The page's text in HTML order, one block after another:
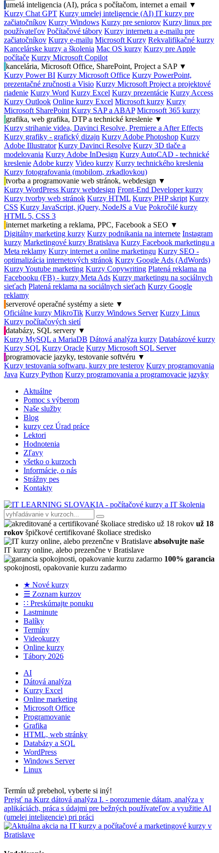
umelá inteligencia (AI), práca s počítačom, internet a email ▼
Kurzy Chat GPT Kurzy umelej inteligencie (AI) IT kurzy pre
začiatočníkov Kurzy Windows Kurzy pre seniorov Kurzy linux pre
používateľov Počítačové tábory Kurzy internetu a e-mailu pre
začiatočníkov Kurzy e-mailu Microsoft Kurzy Rekvalifikačné kurzy
Kancelárske kurzy a školenia Mac OS kurzy Kurzy pre Apple
počítače Kurzy Microsoft Copilot
kancelária, Microsoft Office, SharePoint, Project a SAP ▼
Kurzy Power BI Kurzy Microsoft Office Kurzy PowerPoint,
prezentačné zručnosti a Visio Kurzy Microsoft Project a projektové
riadenie Kurzy Word Kurzy Excel Kurzy prezentácie Kurzy Access
Kurzy Outlook Online kurzy Excel Microsoft kurzy Kurzy
Microsoft SharePoint Kurzy SAP a ABAP Microsoft 365 kurzy
grafika, web grafika, DTP a technické kreslenie ▼
Kurzy strihanie videa, Davinci Resolve, Premiere a After Effects
Kurzy grafiky - grafický dizajn Kurzy Adobe Photoshop Kurzy
Adobe Illustrator Kurzy Davinci Resolve Kurzy 3D tlače a
modelovania Kurzy Adobe InDesign Kurzy AutoCAD - technické
kreslenie Adobe kurzy Video kurzy Kurzy technického kreslenia
Kurzy fotografovania (mobilom, zrkadlovkou)
tvorba a programovanie web stránok, webdesign ▼
Kurzy WordPress Kurzy webdesign Front-End Developer kurzy
Kurzy tvorby web stránok Kurzy HTML Kurzy PHP skript Kurzy
CSS Kurzy JavaScript, jQuery, NodeJS a Vue Pokročilé kurzy
HTML 5, CSS 3
internet marketing a reklama, PPC, Facebook a SEO ▼
Digitálny marketing kurzy Kurzy podnikania na internete Instagram
kurzy Marketingové kurzy Bratislava Kurzy Facebook marketingu a
Meta reklamy Kurzy internet a online marketingu Kurzy SEO -
optimalizácia internetových stránok Kurzy Google Ads (AdWords)
Kurzy Youtube marketing Kurzy Copywriting Platená reklama na
Facebooku (FB) - kurzy Meta Ads Kurzy marketingu na sociálnych
sieťach Platená reklama na sociálnych sieťach Kurzy Google
reklamy
serverové operačné systémy a siete ▼
Oficiálne kurzy MikroTik Kurzy Windows Server Kurzy Linux
Kurzy počítačových sietí
databázy, SQL servery ▼
Kurzy MySQL a MariaDB Dátová analýza kurzy Databázové kurzy
Kurzy SQL Kurzy Oracle Kurzy Microsoft SQL Server
programovacie jazyky, testovanie softvéru ▼
Kurzy testovania softwaru, kurzy pre testerov Kurzy programovania
Java Kurzy Python Kurzy programovania a programovacie jazyky
Aktuálne
Pomoc s výberom
Naše služby
Blog
kurzy cez Úrad práce
Lektori
Hodnotenia
Zľavy
všetko o kurzoch
Informácie, o nás
Strážny pes
Kontakty
už 18
rokov špičkové certifikované školiace stredisko
absolvujte naše
IT kurzy online, alebo prezenčne v Bratislave
100% garancia
spokojnosti, opakovanie kurzu zadarmo
★ Nové kurzy
☰ Zoznam kurzov
∷ Preskúmajte ponuku
Lastminute
Balíky
Termíny
Videokurzy
Online kurzy
Tábory 2026
AI
Dátová analýza
Kurzy Excel
Online marketing
Microsoft Office
Programovanie
Grafika
HTML, web stránky
Databázy a SQL
WordPress
Windows Server
Linux
Termín už prebehol, vyberte si iný!
Prejsť na Kurz dátová analýza I. - porozumenie dátam, analýza v
aplikáciách, práca s údajmi pre bežných používateľov a využitie AI
(umelej inteligencie) pri práci